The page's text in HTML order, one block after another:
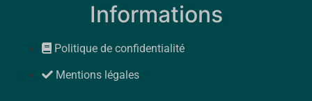
Informations
Politique de confidentialité
Mentions légales